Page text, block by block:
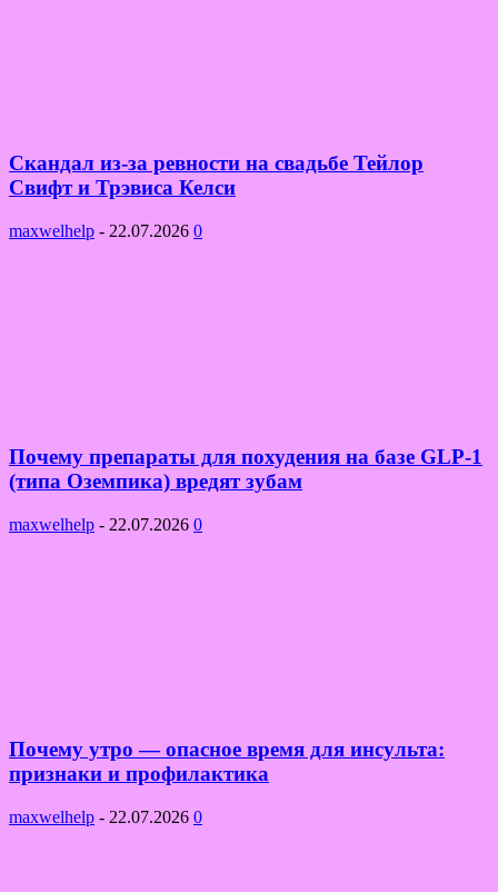
Скандал из-за ревности на свадьбе Тейлор
Свифт и Трэвиса Келси
maxwelhelp - 22.07.2026 0
Почему препараты для похудения на базе GLP-1
(типа Оземпика) вредят зубам
maxwelhelp - 22.07.2026 0
Почему утро — опасное время для инсульта:
признаки и профилактика
maxwelhelp - 22.07.2026 0